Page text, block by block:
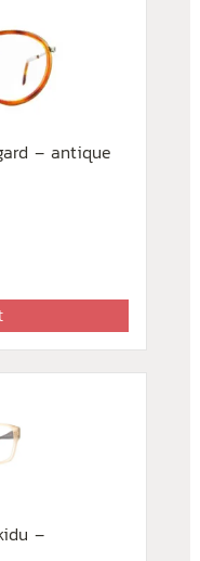
– antique
–